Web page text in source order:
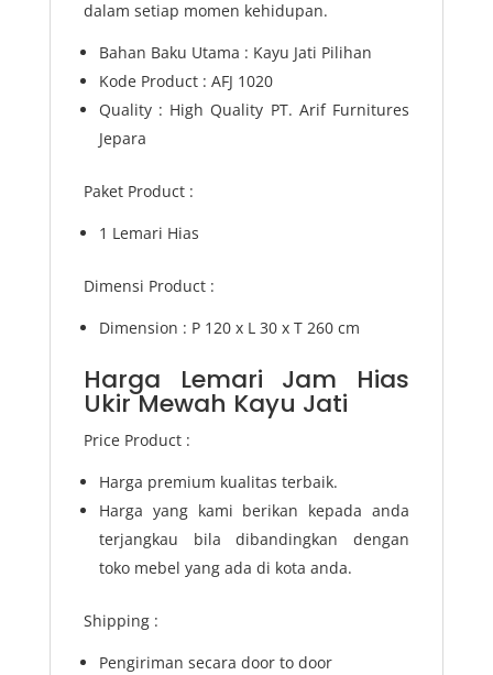
dalam setiap momen kehidupan.
Bahan Baku Utama : Kayu Jati Pilihan
Kode Product : AFJ 1020
Quality : High Quality PT. Arif Furnitures
Jepara
Paket Product :
1 Lemari Hias
Dimensi Product :
Dimension : P 120 x L 30 x T 260 cm
Harga Lemari Jam Hias
Ukir Mewah Kayu Jati
Price Product :
Harga premium kualitas terbaik.
Harga yang kami berikan kepada anda
terjangkau bila dibandingkan dengan
toko mebel yang ada di kota anda.
Shipping :
Pengiriman secara door to door